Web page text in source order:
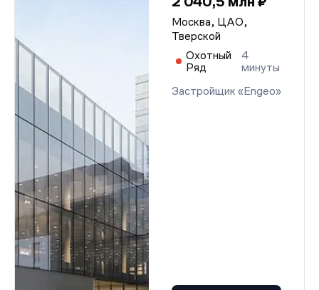
Москва, ЦАО,
Тверской
Охотный
Ряд
4
минуты
Застройщик «Engeo»